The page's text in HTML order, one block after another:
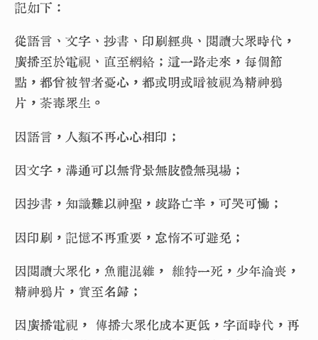
記如下：
從語言、文字、抄書、印刷經典、閱讀大眾時代，
廣播至於電視、直至網絡；這一路走來，每個節
點，都曾被智者憂心，都或明或暗被視為精神鴉
片，荼毒眾生。
因語言，人類不再心心相印；
因文字，溝通可以無背景無肢體無現場；
因抄書，知識難以神聖，歧路亡羊，可哭可慟；
因印刷，記憶不再重要，怠惰不可避免；
因閱讀大眾化，魚龍混雜， 維特一死，少年淪喪，
精神鴉片，實至名歸；
因廣播電視， 傳播大眾化成本更低，字面時代，再